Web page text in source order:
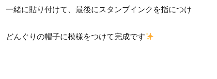
一緒に貼り付けて、最後にスタンプインクを指につけ
どんぐりの帽子に模様をつけて完成です